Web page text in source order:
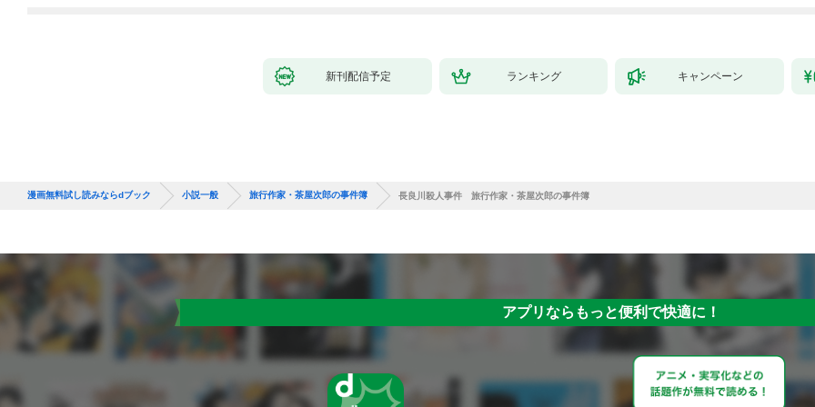
新刊配信予定 ランキング キャンペーン
漫画無料試し読みならdブック 小説一般 旅行作家・茶屋次郎の事件簿 長良川殺人事件 旅行作家・茶屋次郎の事件簿
アプリならもっと便利で快適に！